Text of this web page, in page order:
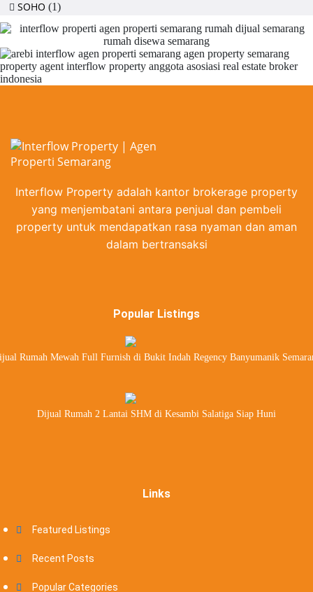
SOHO (1)
Interflow Property adalah kantor brokerage property
yang menjembatani antara penjual dan pembeli
property untuk mendapatkan rasa nyaman dan aman
dalam bertransaksi
Popular Listings
Rumah Mewah Full Furnish di Bukit Indah Regency Banyumanik
Dijual Rumah 2 Lantai SHM di Kesambi Salatiga Siap Huni
Links
Featured Listings
Recent Posts
Popular Categories